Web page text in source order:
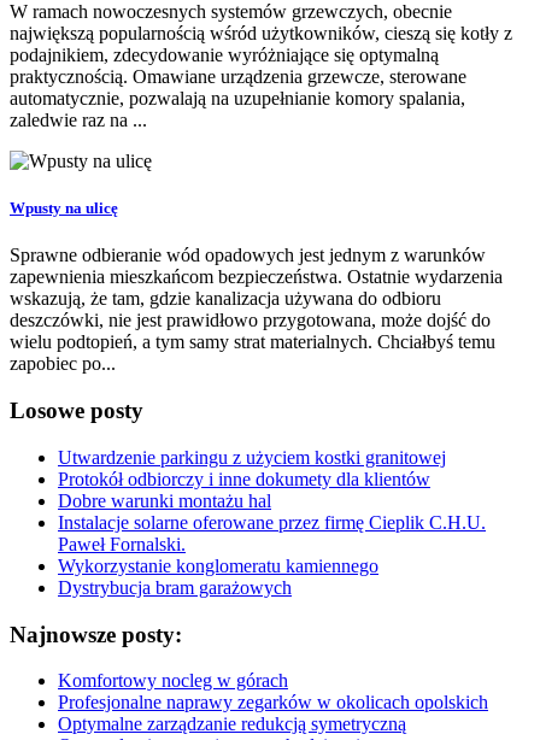
W ramach nowoczesnych systemów grzewczych, obecnie
największą popularnością wśród użytkowników, cieszą się kotły z
podajnikiem, zdecydowanie wyróżniające się optymalną
praktycznością. Omawiane urządzenia grzewcze, sterowane
automatycznie, pozwalają na uzupełnianie komory spalania,
zaledwie raz na ...
Wpusty na ulicę
Sprawne odbieranie wód opadowych jest jednym z warunków
zapewnienia mieszkańcom bezpieczeństwa. Ostatnie wydarzenia
wskazują, że tam, gdzie kanalizacja używana do odbioru
deszczówki, nie jest prawidłowo przygotowana, może dojść do
wielu podtopień, a tym samy strat materialnych. Chciałbyś temu
zapobiec po...
Losowe posty
Utwardzenie parkingu z użyciem kostki granitowej
Protokół odbiorczy i inne dokumety dla klientów
Dobre warunki montażu hal
Instalacje solarne oferowane przez firmę Cieplik C.H.U.
Paweł Fornalski.
Wykorzystanie konglomeratu kamiennego
Dystrybucja bram garażowych
Najnowsze posty:
Komfortowy nocleg w górach
Profesjonalne naprawy zegarków w okolicach opolskich
Optymalne zarządzanie redukcją symetryczną